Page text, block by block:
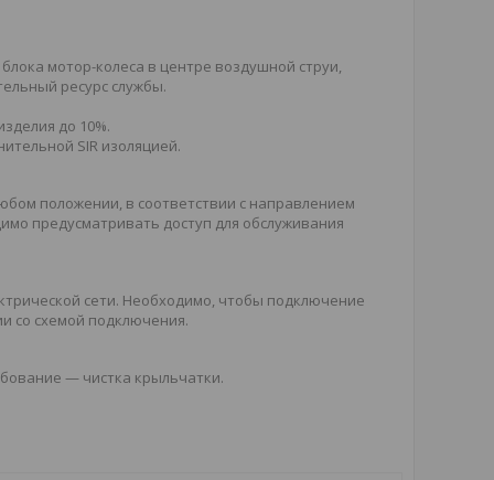
мотор-колеса в центре воздушной струи,
ресурс службы.
до 10%.
SIR изоляцией.
положении, в соответствии с направлением
предусматривать доступ для обслуживания
сети. Необходимо, чтобы подключение
со схемой подключения.
— чистка крыльчатки.